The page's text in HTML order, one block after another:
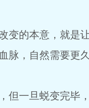
变的本意，就是
脉，自然需要更久
但一旦蜕变完毕